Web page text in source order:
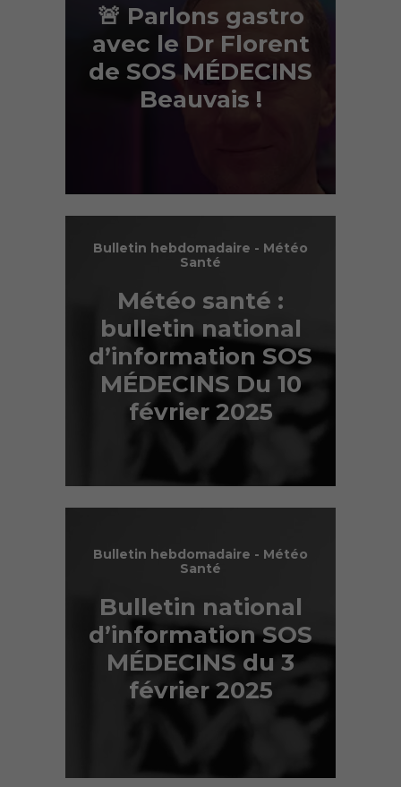
🚨 Parlons gastro
avec le Dr Florent
de SOS MÉDECINS
Beauvais !
Bulletin hebdomadaire - Météo
Santé
Météo santé :
bulletin national
d’information SOS
MÉDECINS Du 10
février 2025
Bulletin hebdomadaire - Météo
Santé
Bulletin national
d’information SOS
MÉDECINS du 3
février 2025